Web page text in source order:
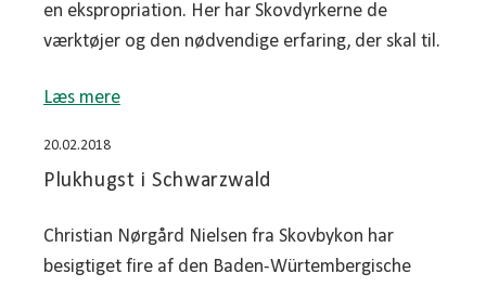
en ekspropriation. Her har Skovdyrkerne de
værktøjer og den nødvendige erfaring, der skal til.
Læs mere
20.02.2018
Plukhugst i Schwarzwald
Christian Nørgård Nielsen fra Skovbykon har
besigtiget fire af den Baden-Würtembergische